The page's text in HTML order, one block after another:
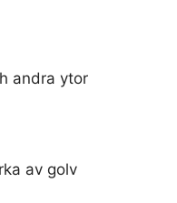
andra ytor
av golv